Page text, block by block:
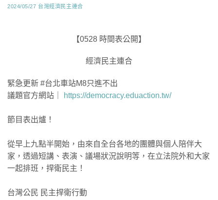
2024/05/27 台灣經濟民主連合
【0528 時間表公開】
經濟民主連合
緊急更新 #台北車站M8只進不出
議題官方網站｜
https://democracy.eduaction.tw/
節目表出爐！
從早上九點半開始，由來自全台各地的團體與個人陪伴大
家，透過短講、表演、議場狀況說明等，在立法院外和大家
一起排班，捍衛民主！
台灣公民 民主捍衛行動